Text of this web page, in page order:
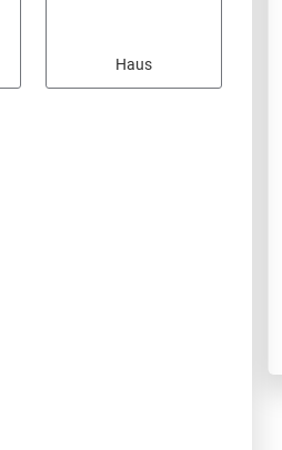
Haus